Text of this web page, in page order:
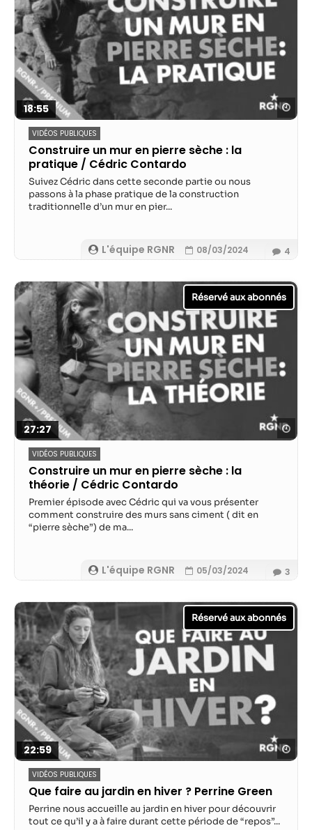
18:55
VIDÉOS PUBLIQUES
Construire un mur en pierre sèche : la
pratique / Cédric Contardo
L'équipe RGNR 08/03/2024
Suivez Cédric dans cette seconde partie ou nous
passons à la phase pratique de la construction
traditionnelle d’un mur en pier...
4
27:27
VIDÉOS PUBLIQUES
Construire un mur en pierre sèche : la
théorie / Cédric Contardo
L'équipe RGNR 05/03/2024
Premier épisode avec Cédric qui va vous présenter
comment construire des murs sans ciment ( dit en
“pierre sèche”) de ma...
3
22:59
VIDÉOS PUBLIQUES
Que faire au jardin en hiver ? Perrine Green
Perrine nous accueille au jardin en hiver pour découvrir
tout ce qu’il y a à faire durant cette période de “repos”...